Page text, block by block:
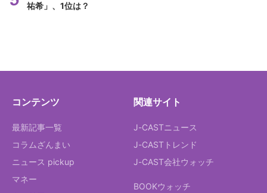
祐希」、1位は？
コンテンツ
最新記事一覧
コラムざんまい
ニュース pickup
マネー
関連サイト
J-CASTニュース
J-CASTトレンド
J-CAST会社ウォッチ
BOOKウォッチ